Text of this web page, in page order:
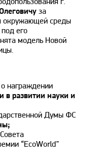
за
окружающей среды
его
модель Новой
награждении
в развитии науки и
Думы ФС
“EcoWorld”